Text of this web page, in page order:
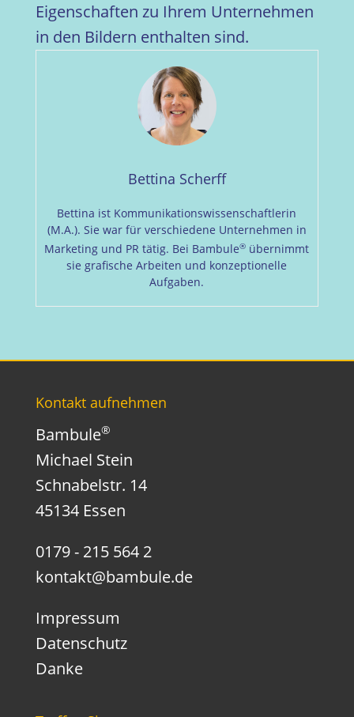
Eigenschaften zu Ihrem Unternehmen
in den Bildern enthalten sind.
Bettina Scherff
Bettina ist Kommunikationswissenschaftlerin
(M.A.). Sie war für verschiedene Unternehmen in
Marketing und PR tätig. Bei Bambule® übernimmt
sie grafische Arbeiten und konzeptionelle
Aufgaben.
Kontakt aufnehmen
Bambule®
Michael Stein
Schnabelstr. 14
45134 Essen
0179 - 215 564 2
kontakt@bambule.de
Impressum
Datenschutz
Danke